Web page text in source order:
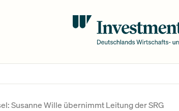
Susanne Wille übernimmt Leitung der SRG